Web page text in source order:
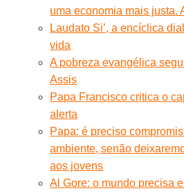
uma economia mais justa.
Laudato Si’, a encíclica
vida
A pobreza evangélica
Assis
Papa Francisco critica o
alerta
Papa: é preciso
ambiente, senão
aos jovens
Al Gore: o mundo precisa